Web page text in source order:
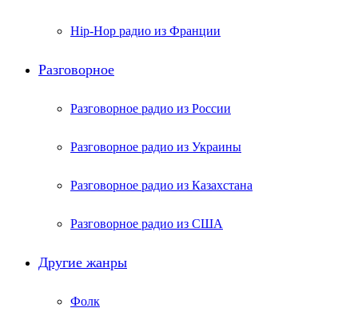
Hip-Hop радио из Франции
Разговорное
Разговорное радио из России
Разговорное радио из Украины
Разговорное радио из Казахстана
Разговорное радио из США
Другие жанры
Фолк